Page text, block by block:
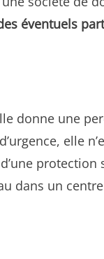
éventuels
donne une
elle
protection
dans un